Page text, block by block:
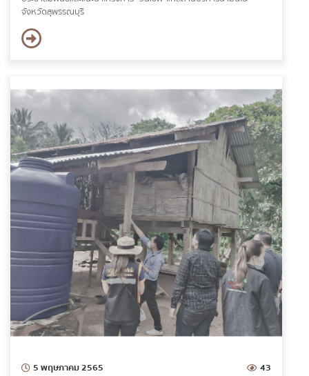
จังหวัดสุพรรณบุรี
5 พฤษภาคม 2565 43